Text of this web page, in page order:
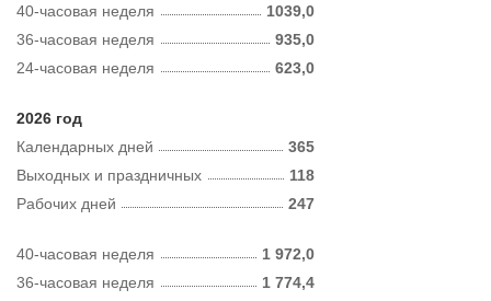
40-часовая неделя
1039,0
36-часовая неделя
935,0
24-часовая неделя
623,0
2026 год
Календарных дней
365
Рабочих дней 247
Выходных и праздничных 118
40-часовая неделя
1 972,0
36-часовая неделя
1 774,4